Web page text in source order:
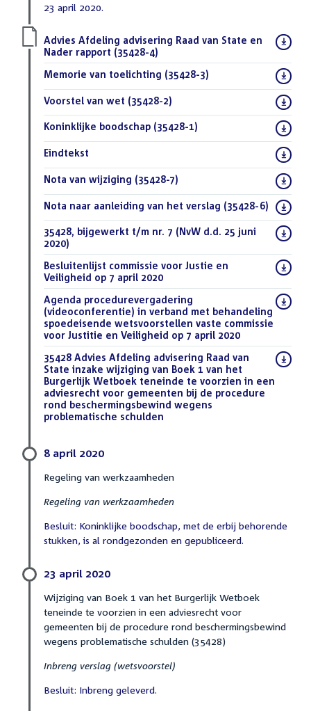
23 april 2020.
Download
bestand:
Advies Afdeling advisering Raad van State en
Nader rapport (35428-4)
Download
Memorie van toelichting (35428-3)
Download
bestand:
Voorstel van wet (35428-2)
Download
bestand:
Koninklijke boodschap (35428-1)
Download
Eindtekst
Download
Nota van wijziging (35428-7)
Download
bestand:
Nota naar aanleiding van het verslag (35428-6) (PDF)
Download
bestand:
35428, bijgewerkt t/m nr. 7 (NvW d.d. 25 juni
2020)
Download
bestand:
Besluitenlijst commissie voor Justie en
Veiligheid op 7 april 2020
Download
bestand:
Agenda procedurevergadering
(videoconferentie) in verband met behandeling
spoedeisende wetsvoorstellen vaste commissie
voor Justitie en Veiligheid op 7 april 2020
Download
bestand:
35428 Advies Afdeling advisering Raad van
State inzake wijziging van Boek 1 van het
Burgerlijk Wetboek teneinde te voorzien in een
adviesrecht voor gemeenten bij de procedure
rond beschermingsbewind wegens
problematische schulden
8 april 2020
Regeling van werkzaamheden
Regeling van werkzaamheden
Besluit: Koninklijke boodschap, met de erbij behorende
stukken, is al rondgezonden en gepubliceerd.
23 april 2020
Wijziging van Boek 1 van het Burgerlijk Wetboek
teneinde te voorzien in een adviesrecht voor
gemeenten bij de procedure rond beschermingsbewind
wegens problematische schulden (35428)
Inbreng verslag (wetsvoorstel)
Besluit: Inbreng geleverd.